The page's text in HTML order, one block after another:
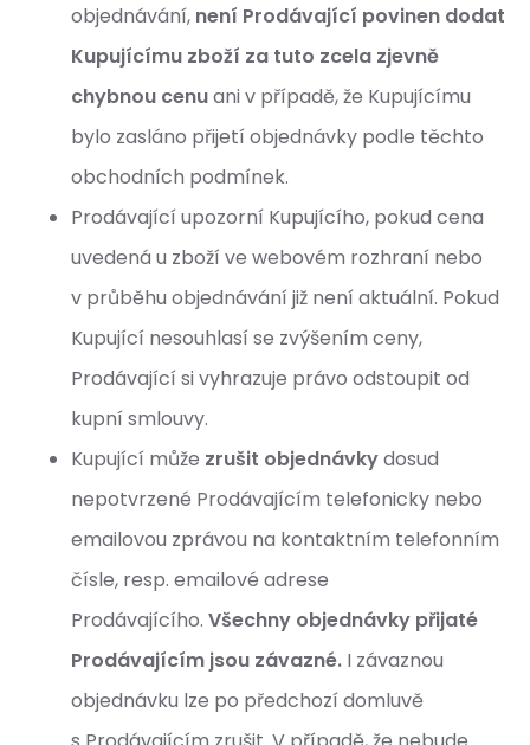
objednávání, není Prodávající povinen dodat
Kupujícímu zboží za tuto zcela zjevně
chybnou cenuani v případě, že Kupujícímu
bylo zasláno přijetí objednávky podle těchto
obchodních podmínek.
Prodávající upozorní Kupujícího, pokud cena
uvedená u zboží ve webovém rozhraní nebo
v průběhu objednávání již není aktuální. Pokud
Kupující nesouhlasí se zvýšením ceny,
Prodávající si vyhrazuje právo odstoupit od
kupní smlouvy.
Kupující může zrušit objednávkydosud
nepotvrzené Prodávajícím telefonicky nebo
emailovou zprávou na kontaktním telefonním
čísle, resp. emailové adrese
Prodávajícího. Všechny objednávky přijaté
Prodávajícím jsou závazné. I závaznou
objednávku lze po předchozí domluvě